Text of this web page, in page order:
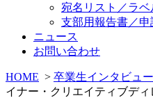
宛名リスト／ラベ
支部用報告書／申
ニュース
お問い合わせ
HOME > 卒業生インタビュー
イナー・クリエイティブデ